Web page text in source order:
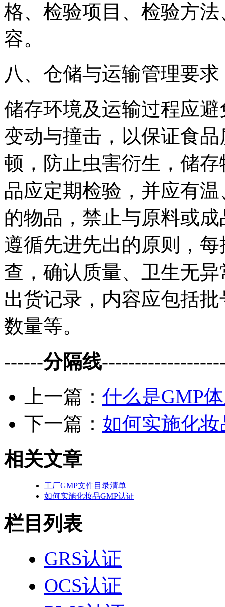
格、检验项目、检验方
容。
八、仓储与运输管理要求
储存环境及运输过程应
变动与撞击，以保证食
顿，防止虫害衍生，储
品应定期检验，并应有
的物品，禁止与原料或
遵循先进先出的原则，
查，确认质量、卫生无
出货记录，内容应包括
数量等。
------分隔线
上一篇： 什么是GMP
下一篇： 如何实施化
相关文章
工厂GMP文件目录清单
如何实施化妆品GMP认证
栏目列表
GRS认证
OCS认证